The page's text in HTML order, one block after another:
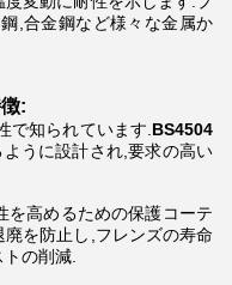
,合金鋼など様々な金属か
:
で知られています. BS4504
うに設計され,要求の高い
を高めるための保護コーテ
を防止し,フレンズの寿命
の削減.